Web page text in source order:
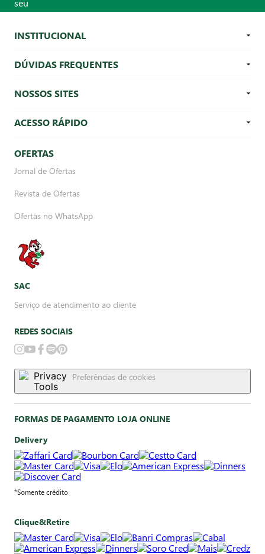
INSTITUCIONAL
DÚVIDAS FREQUENTES
NOSSOS SITES
ACESSO RÁPIDO
OFERTAS
Jornal de Ofertas
Revista de Ofertas
Ofertas no WhatsApp
SAC
Serviço de atendimento ao cliente
REDES SOCIAIS
Preferências de cookies
FORMAS DE PAGAMENTO LOJA ONLINE
Delivery
*Somente crédito
Clique&Retire